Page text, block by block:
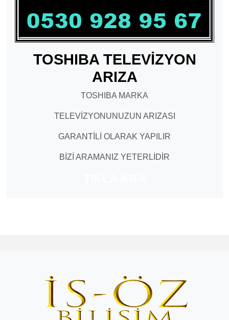
TOSHIBA TELEVİZYON
ARIZA
TOSHIBA MARKA
TELEVİZYONUNUZUN ARIZASI
GARANTİLİ OLARAK YAPILIR
BİZİ ARAMANIZ YETERLİDİR